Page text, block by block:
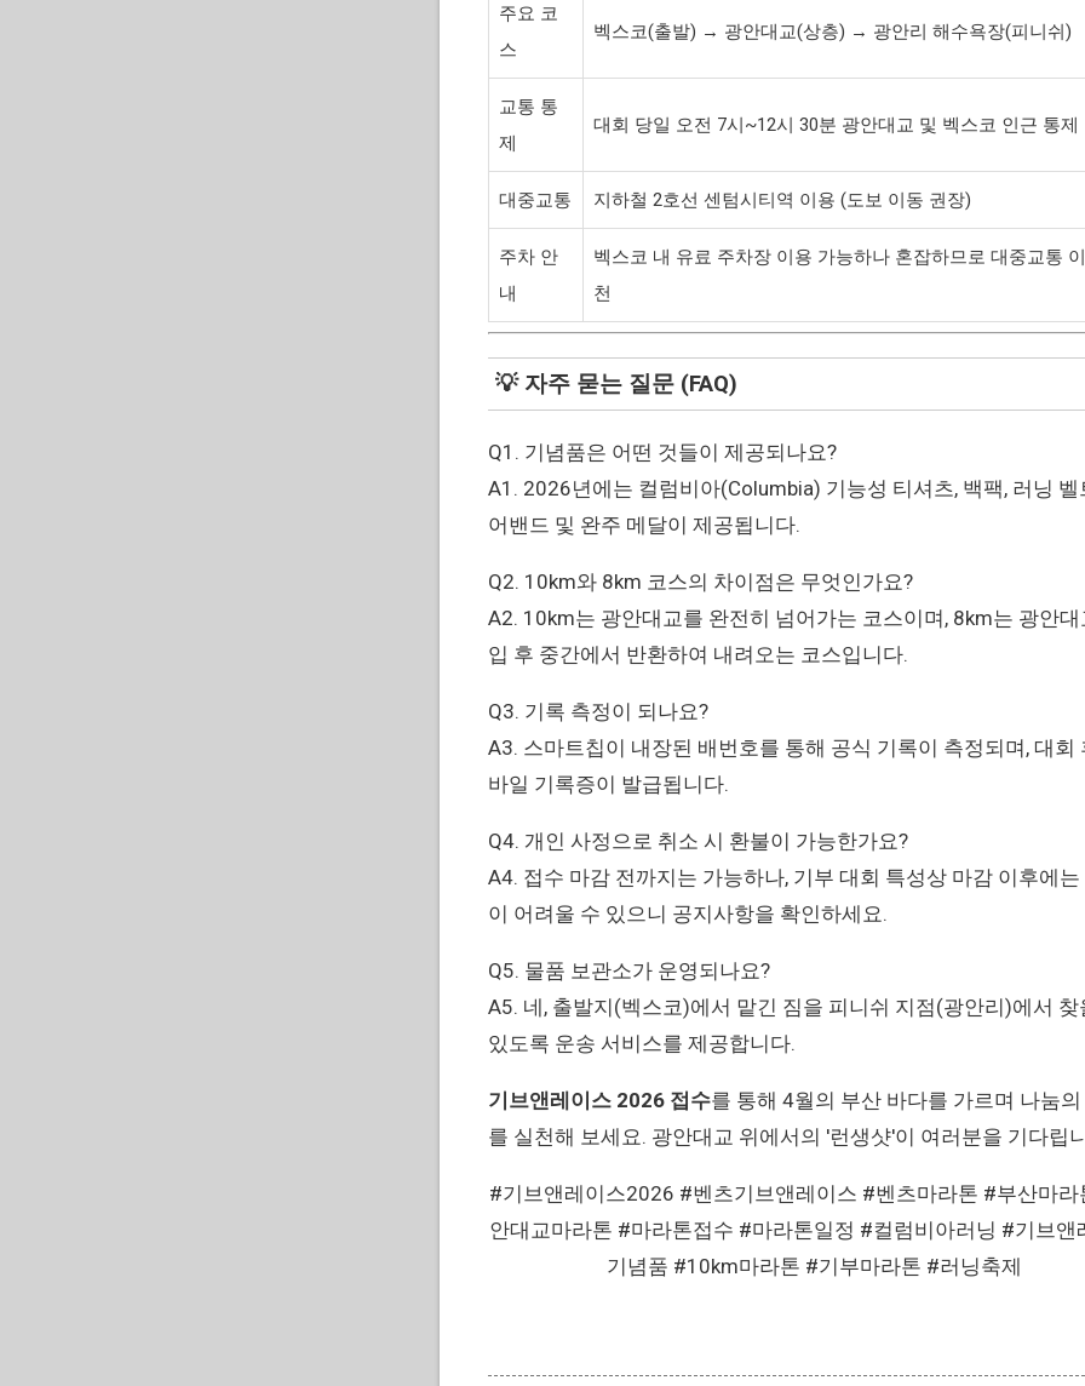
주요 코
스
벡스코(출발) → 광안대교(상층) → 광안리 해수욕장(피니쉬)
교통 통
제
대회 당일 오전 7시~12시 30분 광안대교 및 벡스코 인근 통제
대중교통 지하철 2호선 센텀시티역 이용 (도보 이동 권장)
주차 안
내
벡스코 내 유료 주차장 이용 가능하나 혼잡하므로 대중교통
천
💡 자주 묻는 질문 (FAQ)
Q1. 기념품은 어떤 것들이 제공되나요?
A1. 2026년에는 컬럼비아(Columbia) 기능성 티셔츠, 백팩, 러닝 벨
어밴드 및 완주 메달이 제공됩니다.
Q2. 10km와 8km 코스의 차이점은 무엇인가요?
A2. 10km는 광안대교를 완전히 넘어가는 코스이며, 8km는 광안대
입 후 중간에서 반환하여 내려오는 코스입니다.
Q3. 기록 측정이 되나요?
A3. 스마트칩이 내장된 배번호를 통해 공식 기록이 측정되며, 대회
바일 기록증이 발급됩니다.
Q4. 개인 사정으로 취소 시 환불이 가능한가요?
A4. 접수 마감 전까지는 가능하나, 기부 대회 특성상 마감 이후에는
이 어려울 수 있으니 공지사항을 확인하세요.
Q5. 물품 보관소가 운영되나요?
A5. 네, 출발지(벡스코)에서 맡긴 짐을 피니쉬 지점(광안리)에서 찾
있도록 운송 서비스를 제공합니다.
기브앤레이스 2026 접수를 통해 4월의 부산 바다를 가르며 나눔
를 실천해 보세요. 광안대교 위에서의 '런생샷'이 여러분을 기다립
#기브앤레이스2026 #벤츠기브앤레이스 #벤츠마라톤 #부산마라
안대교마라톤 #마라톤접수 #마라톤일정 #컬럼비아러닝 #기브앤
기념품 #10km마라톤 #기부마라톤 #러닝축제